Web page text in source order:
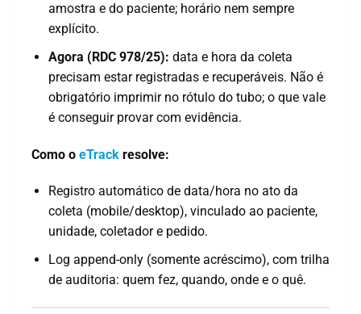
amostra e do paciente; horário nem sempre
explícito.
Agora (RDC 978/25): data e hora da coleta
precisam estar registradas e recuperáveis. Não é
obrigatório imprimir no rótulo do tubo; o que vale
é conseguir provar com evidência.
Como o eTrack resolve:
Registro automático de data/hora no ato da
coleta (mobile/desktop), vinculado ao paciente,
unidade, coletador e pedido.
Log append-only (somente acréscimo), com trilha
de auditoria: quem fez, quando, onde e o quê.